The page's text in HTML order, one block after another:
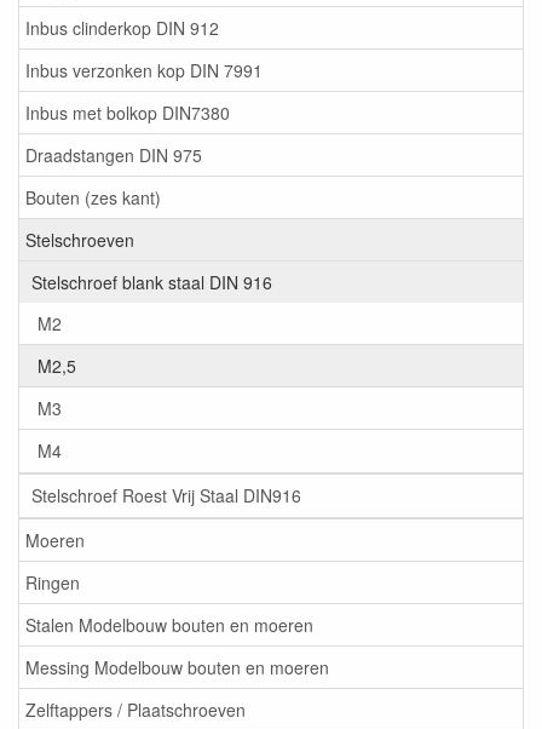
Inbus clinderkop DIN 912
Inbus verzonken kop DIN 7991
Inbus met bolkop DIN7380
Draadstangen DIN 975
Bouten (zes kant)
Stelschroeven
Stelschroef blank staal DIN 916
M2
M2,5
M3
M4
Stelschroef Roest Vrij Staal DIN916
Moeren
Ringen
Stalen Modelbouw bouten en moeren
Messing Modelbouw bouten en moeren
Zelftappers / Plaatschroeven